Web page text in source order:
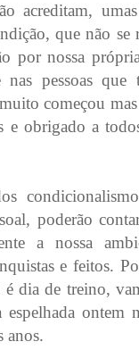
acreditam,
que não se
por nossa
nas pessoas
começou
e obrigado a
poderão
a nossa
e feitos.
dia de treino,
ontem
anos.